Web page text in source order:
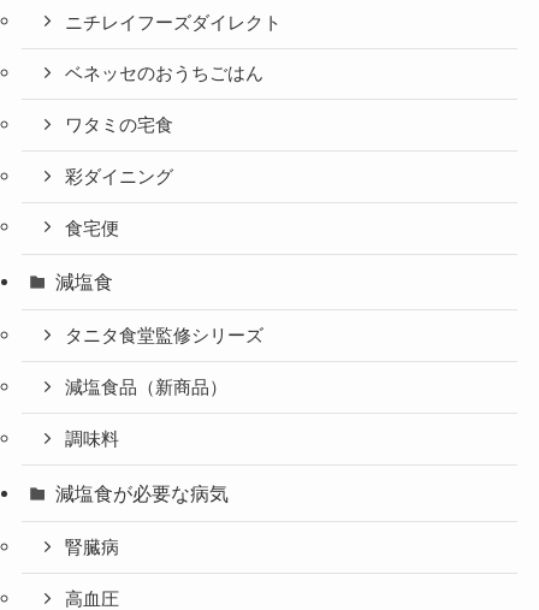
ニチレイフーズダイレクト
ベネッセのおうちごはん
ワタミの宅食
彩ダイニング
食宅便
減塩食
タニタ食堂監修シリーズ
減塩食品（新商品）
調味料
減塩食が必要な病気
腎臓病
高血圧